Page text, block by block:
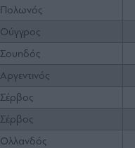
Πολωνός
Ούγγρος
Σουηδός
Αργεντινός
Σέρβος
Σέρβος
Ολλανδός